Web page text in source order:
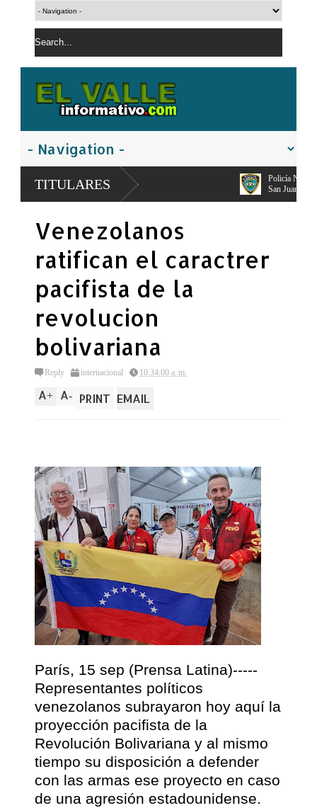
TITULARES
Policía Nacional apresa segundo implicado
Carolina Mejía
Venezolanos
ratifican el caractrer
pacifista de la
revolucion
bolivariana
Reply internacional 10:34:00 a. m.
A+ A- PRINT EMAIL
París, 15 sep (Prensa Latina)-----
Representantes políticos
venezolanos subrayaron hoy aquí la
proyección pacifista de la
Revolución Bolivariana y al mismo
tiempo su disposición a defender
con las armas ese proyecto en caso
de una agresión estadounidense.